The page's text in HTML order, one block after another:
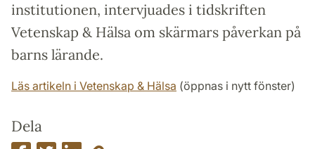
institutionen, intervjuades i tidskriften
Vetenskap & Hälsa om skärmars påverkan på
barns lärande.
Läs artikeln i Vetenskap & Hälsa (öppnas i nytt fönster)
Dela